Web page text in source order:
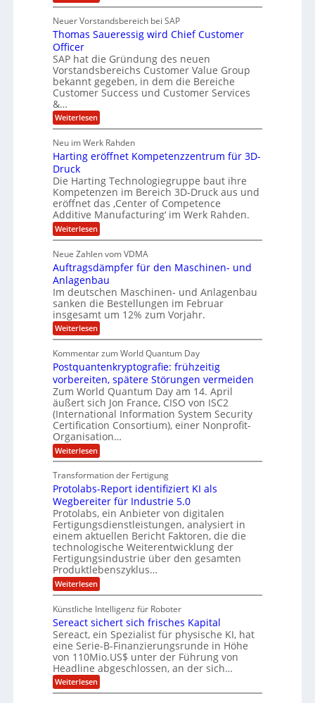
t
u
i
a
H
u
b
e
l
t
6
5
M
i
l
l
i
o
n
e
n
U
S
-
D
o
l
l
a
r
C
T
O
V
P
S
l
e
s
E
g
i
n
e
e
r
i
n
g
f
ü
r
M
E
A
u
n
d
L
a
t
e
i
n
a
m
e
r
i
k
a
y
y
s
e
m
S
t
e
l
a
r
i
n
V
r
s
i
o
n
3
.
2
A
l
f
r
O
n
e
G
o
u
p
ü
b
e
n
i
m
m
t
A
p
s
o
l
u
t
Neuer Vorstandsbereich bei SAP
Thomas Saueressig wird Chief Customer
Officer
SAP hat die Gründung des neuen
Vorstandsbereichs Customer Value Group
bekannt gegeben, in dem die Bereiche
Customer Success und Customer Services
&…
Weiterlesen:
T
o
m
S
a
u
e
r
e
s
i
g
w
i
r
d
C
h
i
e
f
C
u
s
t
o
m
e
r
O
ff
i
c
e
r
Neu im Werk Rahden
Harting eröffnet Kompetenzzentrum für 3D-
Druck
Die Harting Technologiegruppe baut ihre
Kompetenzen im Bereich 3D-Druck aus und
eröffnet das ‚Center of Competence
Additive Manufacturing‘ im Werk Rahden.
Weiterlesen:
H
r
t
i
n
g
e
r
ö
f
n
e
t
K
o
m
p
e
t
e
n
z
z
e
n
t
r
u
m
f
ü
r
3
D
-
r
u
c
k
Neue Zahlen vom VDMA
Auftragsdämpfer für den Maschinen- und
Anlagenbau
Im deutschen Maschinen- und Anlagenbau
sanken die Bestellungen im Februar
insgesamt um 12% zum Vorjahr.
Weiterlesen:
A
f
t
r
a
g
s
d
ä
m
p
f
e
r
ü
r
d
e
n
M
a
s
c
h
i
e
n
-
u
n
d
A
n
l
Kommentar zum World Quantum Day
Postquantenkryptografie: frühzeitig
vorbereiten, spätere Störungen vermeiden
Zum World Quantum Day am 14. April
äußert sich Jon France, CISO von ISC2
(International Information System Security
Certification Consortium), einer Nonprofit-
Organisation…
Weiterlesen:
P
s
t
q
u
a
n
t
e
n
k
r
y
p
t
o
g
r
a
f
i
e
:
f
Transformation der Fertigung
Protolabs-Report identifiziert KI als
Wegbereiter für Industrie 5.0
Protolabs, ein Anbieter von digitalen
Fertigungsdienstleistungen, analysiert in
einem aktuellen Bericht Faktoren, die die
technologische Weiterentwicklung der
Fertigungsindustrie über den gesamten
Produktlebenszyklus…
Weiterlesen:
P
o
t
o
l
a
b
s
-
R
Künstliche Intelligenz für Roboter
Sereact sichert sich frisches Kapital
Sereact, ein Spezialist für physische KI, hat
eine Serie-B-Finanzierungsrunde in Höhe
von 110Mio.US$ unter der Führung von
Headline abgeschlossen, an der sich…
Weiterlesen:
S